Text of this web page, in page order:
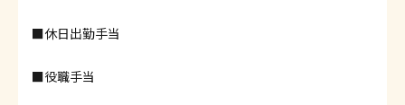
■休日出勤手当
■役職手当